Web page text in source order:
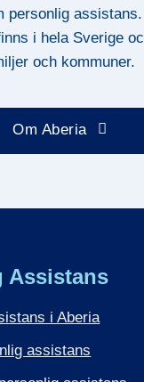
personlig
i hela Sverige
och kommuner.
Om Aberia
Assistans
i Aberia
assistans